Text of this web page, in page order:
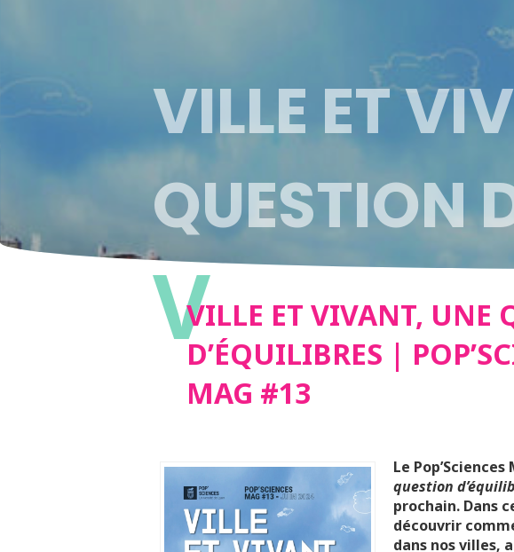
VILLE ET
QUESTION
VVILLE ET VIVANT, UNE
D’ÉQUILIBRES |
MAG #13
Le Pop’Sciences
question
prochain. Dans
découvrir
dans nos villes,